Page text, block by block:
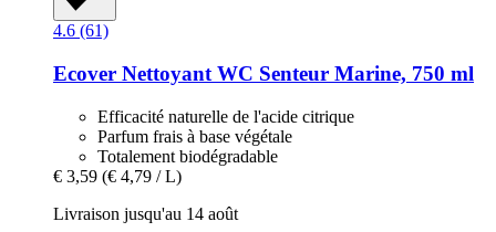
4.6 (61)
Ecover Nettoyant WC Senteur Marine, 750 ml
Efficacité naturelle de l'acide citrique
Parfum frais à base végétale
Totalement biodégradable
€ 3,59 (€ 4,79 / L)
Livraison jusqu'au 14 août